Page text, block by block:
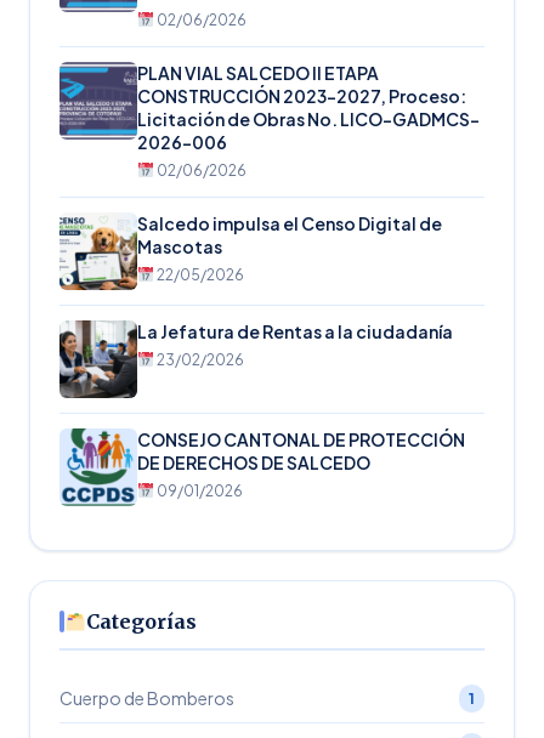
02/06/2026
PLAN VIAL SALCEDO II ETAPA
CONSTRUCCIÓN 2023-2027, Proceso:
Licitación de Obras No. LICO-GADMCS-
2026-006
02/06/2026
Salcedo impulsa el Censo Digital de
Mascotas
22/05/2026
La Jefatura de Rentas a la ciudadanía
23/02/2026
CONSEJO CANTONAL DE PROTECCIÓN
DE DERECHOS DE SALCEDO
09/01/2026
Categorías
Cuerpo de Bomberos 1